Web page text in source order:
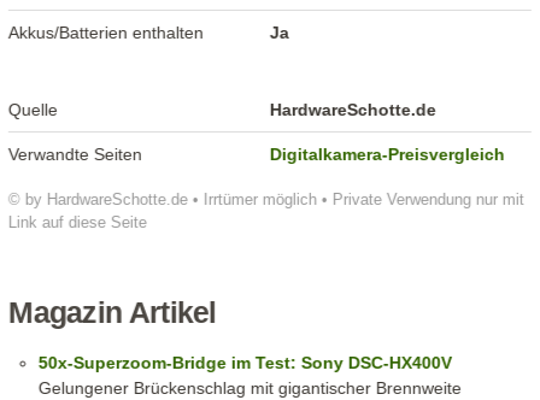
© by HardwareSchotte.de • Irrtümer möglich • Private Verwendung nur mit
Link auf diese Seite
Akkus/Batterien enthalten Ja
Quelle HardwareSchotte.de
Verwandte Seiten Digitalkamera-Preisvergleich
Magazin Artikel
50x-Superzoom-Bridge im Test: Sony DSC-HX400V
Gelungener Brückenschlag mit gigantischer Brennweite